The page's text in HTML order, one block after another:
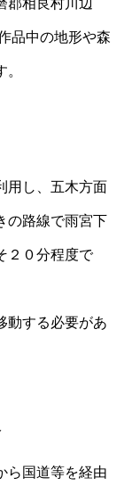
郡相良村川辺
品中の地形や森
用し、五木方面
の路線で雨宮下
２０分程度で
動する必要があ
ら国道等を経由